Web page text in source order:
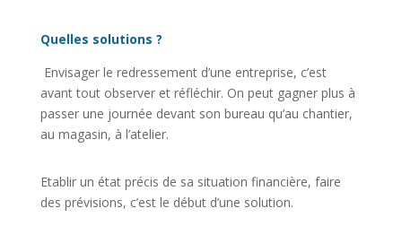
Quelles solutions ?
Envisager le redressement d’une entreprise, c’est
avant tout observer et réfléchir. On peut gagner plus à
passer une journée devant son bureau qu’au chantier,
au magasin, à l’atelier.
Etablir un état précis de sa situation financière, faire
des prévisions, c’est le début d’une solution.